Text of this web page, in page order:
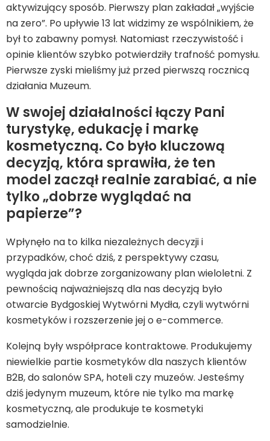
aktywizujący sposób. Pierwszy plan zakładał „wyjście
na zero”. Po upływie 13 lat widzimy ze wspólnikiem, że
był to zabawny pomysł. Natomiast rzeczywistość i
opinie klientów szybko potwierdziły trafność pomysłu.
Pierwsze zyski mieliśmy już przed pierwszą rocznicą
działania Muzeum.
W swojej działalności łączy Pani
turystykę, edukację i markę
kosmetyczną. Co było kluczową
decyzją, która sprawiła, że ten
model zaczął realnie zarabiać, a nie
tylko „dobrze wyglądać na
papierze”?
Wpłynęło na to kilka niezależnych decyzji i
przypadków, choć dziś, z perspektywy czasu,
wygląda jak dobrze zorganizowany plan wieloletni. Z
pewnością najważniejszą dla nas decyzją było
otwarcie Bydgoskiej Wytwórni Mydła, czyli wytwórni
kosmetyków i rozszerzenie jej o e-commerce.
Kolejną były współprace kontraktowe. Produkujemy
niewielkie partie kosmetyków dla naszych klientów
B2B, do salonów SPA, hoteli czy muzeów. Jesteśmy
dziś jedynym muzeum, które nie tylko ma markę
kosmetyczną, ale produkuje te kosmetyki
samodzielnie.